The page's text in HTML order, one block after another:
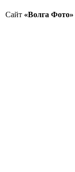
Сайт «Волга Фото»